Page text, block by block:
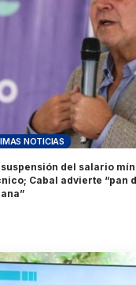
NOTICIAS
del salario
Cabal advierte “pan